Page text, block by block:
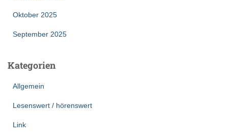
Oktober 2025
September 2025
Kategorien
Allgemein
Lesenswert / hörenswert
Link